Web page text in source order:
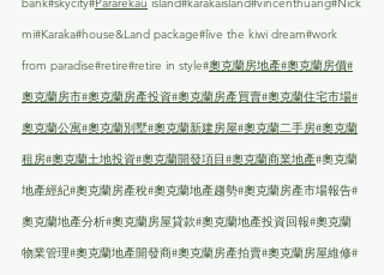
bank#skycity#Pararekau island#karakaisland#vincenthuang#Nick
mi#Karaka#house&Land package#live the kiwi dream#work
from paradise#retire#retire in style#奧克蘭房地產#奧克蘭房價#
奧克蘭房市#奧克蘭房產投資#奧克蘭房產買賣#奧克蘭住宅市場#
奧克蘭公寓#奧克蘭別墅#奧克蘭新建房屋#奧克蘭二手房#奧克蘭
租房#奧克蘭土地投資#奧克蘭開發項目#奧克蘭商業地產#奧克蘭
地產經紀#奧克蘭房產稅#奧克蘭地產趨勢#奧克蘭房產市場報告#
奧克蘭地產分析#奧克蘭房屋貸款#奧克蘭地產投資回報#奧克蘭
物業管理#奧克蘭地產開發商#奧克蘭房產拍賣#奧克蘭房屋維修#